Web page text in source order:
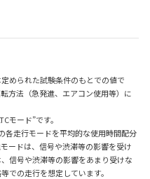
められた試験条件のもとでの値で
方法（急発進、エアコン使用等）に
モード”です。
各走行モードを平均的な使用時間配分
ードは、信号や渋滞等の影響を受け
信号や渋滞等の影響をあまり受けな
での走行を想定しています。